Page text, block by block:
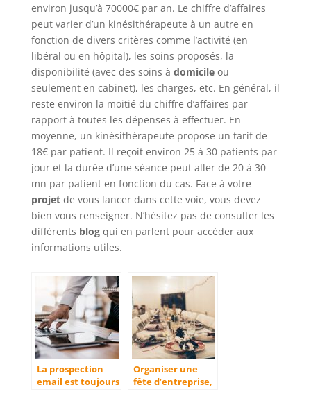
environ jusqu’à 70000€ par an. Le chiffre d’affaires
peut varier d’un kinésithérapeute à un autre en
fonction de divers critères comme l’activité (en
libéral ou en hôpital), les soins proposés, la
disponibilité (avec des soins à domicileou
seulement en cabinet), les charges, etc. En général, il
reste environ la moitié du chiffre d’affaires par
rapport à toutes les dépenses à effectuer. En
moyenne, un kinésithérapeute propose un tarif de
18€ par patient. Il reçoit environ 25 à 30 patients par
jour et la durée d’une séance peut aller de 20 à 30
mn par patient en fonction du cas. Face à votre
projetde vous lancer dans cette voie, vous devez
bien vous renseigner. N’hésitez pas de consulter les
différents blogqui en parlent pour accéder aux
informations utiles.
La prospection
email est toujours
Organiser une
fête d’entreprise,